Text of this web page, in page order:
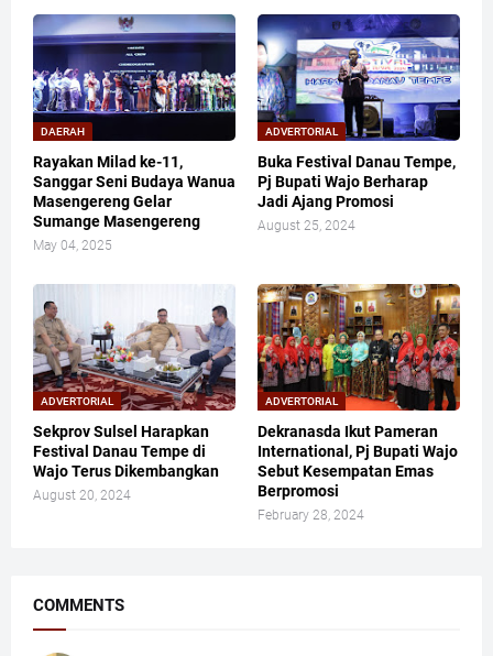
DAERAH
Rayakan Milad ke-11,
Sanggar Seni Budaya Wanua
Masengereng Gelar
Sumange Masengereng
May 04, 2025
ADVERTORIAL
Buka Festival Danau Tempe,
Pj Bupati Wajo Berharap
Jadi Ajang Promosi
August 25, 2024
ADVERTORIAL
Sekprov Sulsel Harapkan
Festival Danau Tempe di
Wajo Terus Dikembangkan
August 20, 2024
ADVERTORIAL
Dekranasda Ikut Pameran
International, Pj Bupati Wajo
Sebut Kesempatan Emas
Berpromosi
February 28, 2024
COMMENTS